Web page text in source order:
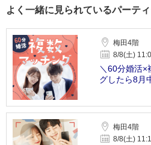
よく一緒に見られているパーテ
梅田4階
8/8(土)
＼60分婚活×
グしたら8月
梅田4階
8/8(土)